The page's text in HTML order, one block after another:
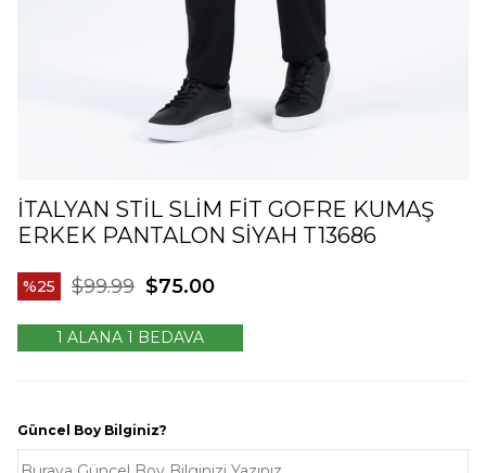
İTALYAN STIL SLIM FIT GOFRE KUMAŞ
ERKEK PANTALON SIYAH T13686
25 $99.99 $75.00
1 ALANA 1 BEDAVA
Güncel Boy Bilginiz?